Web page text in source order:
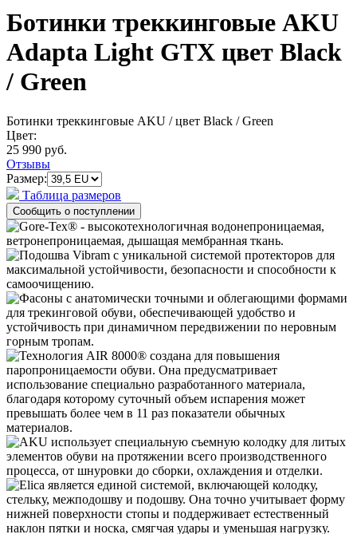
Ботинки треккинговые AKU
Adapta Light GTX цвет Black
/ Green
Ботинки треккинговые AKU / цвет Black / Green
Цвет:
25 990 руб.
Отзывы
Размер:
Таблица размеров